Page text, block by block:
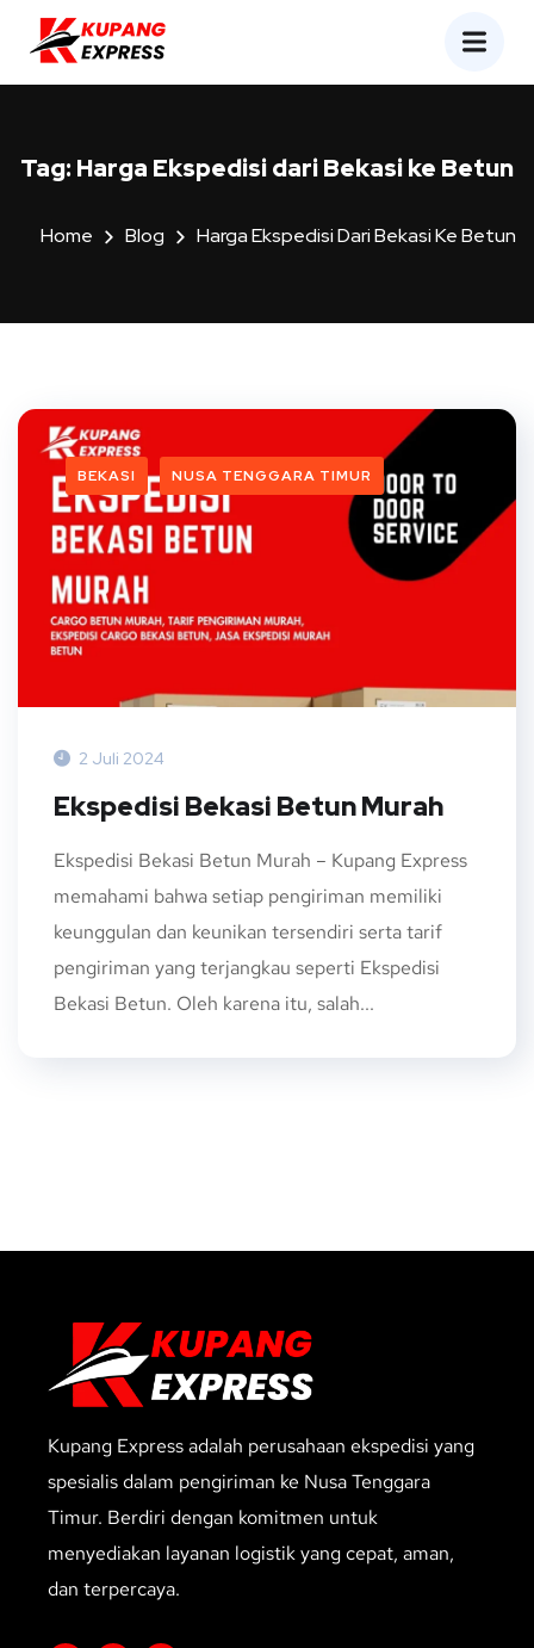
Tag: Harga Ekspedisi dari Bekasi ke Betun
Home Blog Harga Ekspedisi Dari Bekasi Ke Betun
BEKASI NUSA TENGGARA TIMUR
2 Juli 2024
Ekspedisi Bekasi Betun Murah
Ekspedisi Bekasi Betun Murah – Kupang Express
memahami bahwa setiap pengiriman memiliki
keunggulan dan keunikan tersendiri serta tarif
pengiriman yang terjangkau seperti Ekspedisi
Bekasi Betun. Oleh karena itu, salah...
Kupang Express adalah perusahaan ekspedisi yang
spesialis dalam pengiriman ke Nusa Tenggara
Timur. Berdiri dengan komitmen untuk
menyediakan layanan logistik yang cepat, aman,
dan terpercaya.